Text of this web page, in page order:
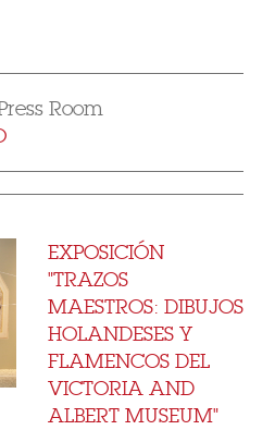
Room
EXPOSICIÓN
"TRAZOS
MAESTROS: DIBUJOS
HOLANDESES Y
FLAMENCOS DEL
VICTORIA AND
ALBERT MUSEUM"